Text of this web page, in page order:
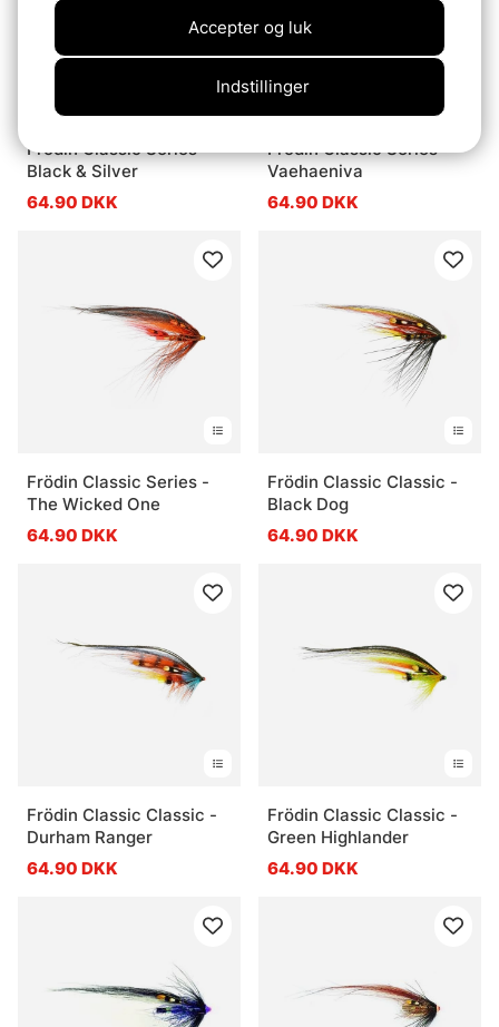
Frödin Classic Series -
Black & Silver
64.90 DKK
Frödin Classic Series -
Vaehaeniva
64.90 DKK
Frödin Classic Series -
The Wicked One
64.90 DKK
Frödin Classic Classic -
Black Dog
64.90 DKK
Frödin Classic Classic -
Durham Ranger
64.90 DKK
Frödin Classic Classic -
Green Highlander
64.90 DKK
Indstillinger
Accepter og luk